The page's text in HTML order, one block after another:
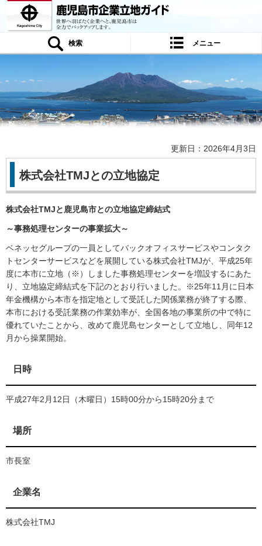
鹿児島市企業立地ガイド 世界へ羽ばたく
企業へと、鹿児島市は全力でバックアップ
します。
検索 メニュー
更新日：2026年4月3日
株式会社TMJとの立地協定
株式会社TMJと鹿児島市との立地協定締結式
～事務処理センターの事業拡大～
ベネッセグループの一員としてバックオフィスサービスやコンタク
トセンターサービスなどを展開している株式会社TMJが、平成25年
度に本市に立地（※）しました事務処理センターを増設するにあた
り、立地協定締結式を下記のとおり行いました。※25年11月に日本
年金機構から本市を指定地として受託した関係業務が終了する際、
本市における受託業務の作業効率が、全国各地の事業所の中で特に
優れていたことから、改めて鹿児島センターとして立地し、同年12
月から操業開始。
日時
平成27年2月12日（木曜日）15時00分から15時20分まで
場所
市長室
企業名
株式会社TMJ